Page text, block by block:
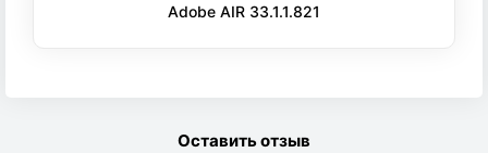
Adobe AIR 33.1.1.821
Оставить отзыв